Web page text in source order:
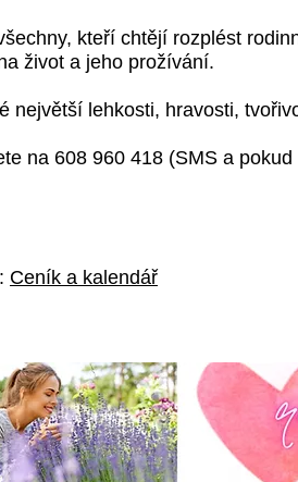
kteří chtějí rozplést
život a jeho prožívání.
největší lehkosti, hravosti,
na 608 960 418 (SMS a
Ceník a kalendář